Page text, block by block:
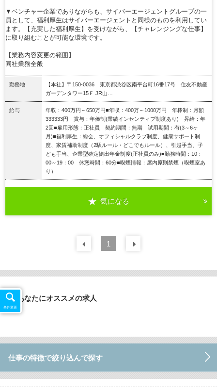
▼ベンチャー企業でありながらも、サイバーエージェントグループの一
員として、福利厚生はサイバーエージェントと同様のものを利用してい
ます。【充実した福利厚生】を受けながら、【チャレンジングな仕事】
に取り組むことが可能な環境です。
【業務内容変更の範囲】
同社業務全般
勤務地
【本社】〒150-0036 東京都渋谷区南平台町16番17号 住友不動産
ガーデンタワー15Ｆ JR山…
給与
年収：400万円～650万円■年収：400万～1000万円 年棒制：月額
333333円 賞与：年俸制(業績インセンティブ制度あり) 昇給：年
2回■雇用形態：正社員 契約期間：無期 試用期間：有(3～6ヶ
月)■福利厚生：総会、オフィシャルクラブ制度、健康サポート制
度、家賃補助制度（2駅ルール・どこでもルール）、引越手当、子
ども手当、企業型確定拠出年金制度(正社員のみ)■勤務時間：10：
00～19：00 休憩時間：60分■喫煙情報：屋内原則禁煙（喫煙室あ
り）
気になる
前の 件
1
あなたにオススメの求人
仕事の特徴で絞り込んで探す
条件変更